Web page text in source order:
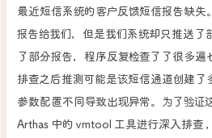
最近短信系统的客户反馈短信报告缺失
报告给我们，但是我们系统却只推送了
了部分报告，程序反复检查了了很多遍
排查之后推测可能是该短信通道创建了
参数配置不同导致出现异常。为了验证
Arthas 中的 vmtool 工具进行深入排查